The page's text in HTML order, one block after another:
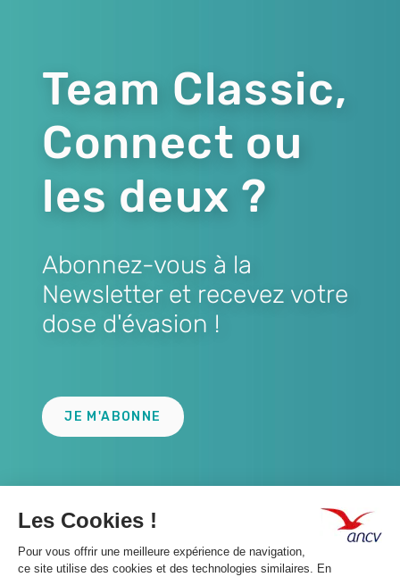
Team Classic,
Connect ou
les deux ?
Abonnez-vous à la
Newsletter et recevez votre
dose d'évasion !
JE M'ABONNE